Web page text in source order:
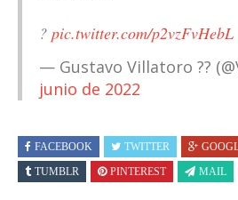
? pic.twitter.com/p2vzFvHebL
— Gustavo Villatoro ??
junio de 2022
FACEBOOK TWITTER
TUMBLR
PINTEREST MAIL